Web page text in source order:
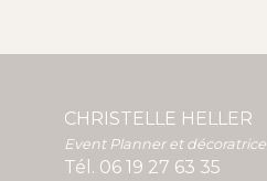
CHRISTELLE HELLER
Event Planner et décoratrice
Tél. 06 19 27 63 35